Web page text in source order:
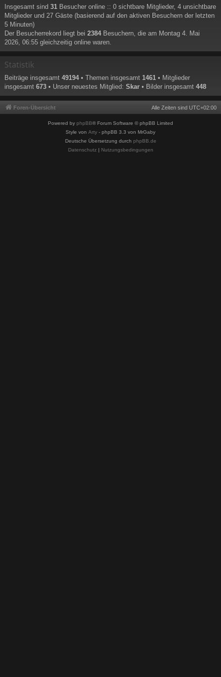
Insgesamt sind 31 Besucher online :: 0 sichtbare Mitglieder, 4 unsichtbare
Mitglieder und 27 Gäste (basierend auf den aktiven Besuchern der letzten
5 Minuten)
Der Besucherrekord liegt bei 2384 Besuchern, die am Montag 4. Mai
2026, 06:55 gleichzeitig online waren.
Statistik
Beiträge insgesamt 49194 • Themen insgesamt 1461 • Mitglieder
insgesamt 673 • Unser neuestes Mitglied: Skar • Bilder insgesamt 448
Foren-Übersicht Alle Zeiten sind UTC+02:00
Powered by phpBB® Forum Software © phpBB Limited
Style von Arty - phpBB 3.3 von MrGaby
Deutsche Übersetzung durch phpBB.de
Datenschutz| Nutzungsbedingungen